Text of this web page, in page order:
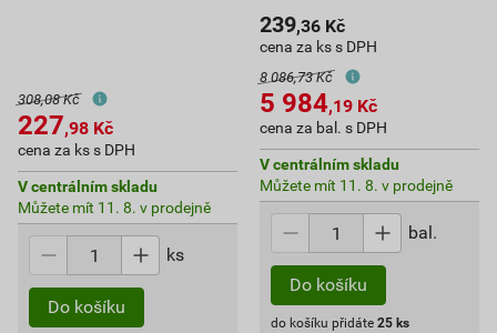
308,08 Kč
227,98 Kč
cena za ks s DPH
V centrálním skladu
Můžete mít 11. 8. v prodejně
ks
Do košíku
239,36 Kč
cena za ks s DPH
8 086,73 Kč
5 984,19 Kč
cena za bal. s DPH
V centrálním skladu
Můžete mít 11. 8. v prodejně
bal.
Do košíku
do košíku přidáte 25 ks